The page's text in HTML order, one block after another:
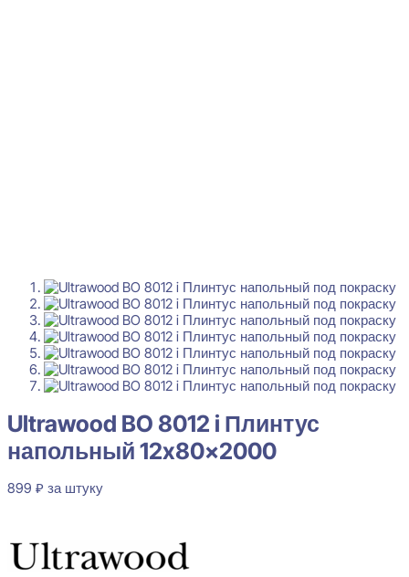
Ultrawood BO 8012 i Плинтус
напольный 12x80x2000
899 ₽ за штуку